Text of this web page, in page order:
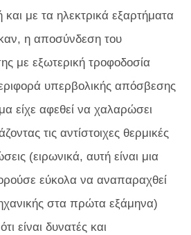
και με τα ηλεκτρικά εξαρτήματα
η αποσύνδεση του
με εξωτερική τροφοδοσία
υπερβολικής απόσβεσης
είχε αφεθεί να χαλαρώσει
τις αντίστοιχες θερμικές
(ειρωνικά, αυτή είναι μια
εύκολα να αναπαραχθεί
στα πρώτα εξάμηνα)
είναι δυνατές και